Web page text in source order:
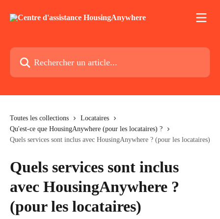
Rechercher un article...
Toutes les collections
Locataires
Qu'est-ce que HousingAnywhere (pour les locataires) ?
Quels services sont inclus avec HousingAnywhere ? (pour les locataires)
Quels services sont inclus
avec HousingAnywhere ?
(pour les locataires)